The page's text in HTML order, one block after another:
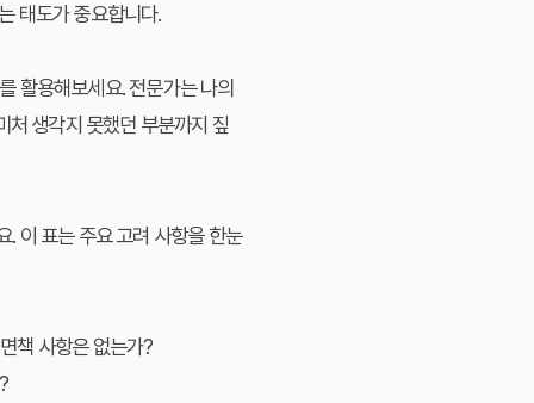
태도가 중요합니다.
활용해보세요. 전문가는 나의
처 생각지 못했던 부분까지 짚
이 표는 주요 고려 사항을 한눈
책 사항은 없는가?